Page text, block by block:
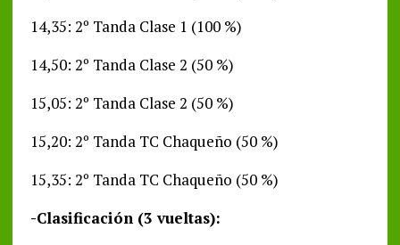
14,35: 2º Tanda Clase 1 (100 %)
14,50: 2º Tanda Clase 2 (50 %)
15,05: 2º Tanda Clase 2 (50 %)
15,20: 2º Tanda TC Chaqueño (50 %)
15,35: 2º Tanda TC Chaqueño (50 %)
-Clasificación (3 vueltas):